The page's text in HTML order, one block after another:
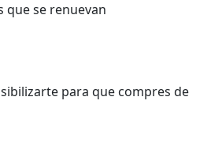
que se renuevan
para que compres de